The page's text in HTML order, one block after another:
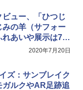
ージュ
対策 自治体・教育機
ャンプ・アウトドア・
緊急時用 日本国内発
ュー、「ひつじ
の羊（サフォー
あいや展示は7月
2020年7月20日
ズ：サンブレイク
ガルクやAR足跡追